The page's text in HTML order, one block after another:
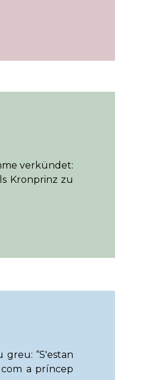
verkündet:
Kronprinz zu
“S'estan
a príncep